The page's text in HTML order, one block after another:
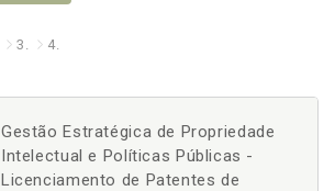
3. 4.
Gestão Estratégica de Propriedade
Intelectual e Políticas Públicas -
Licenciamento de Patentes de